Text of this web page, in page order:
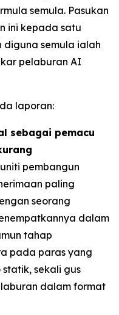
semula. Pasukan
ini kepada satu
diguna semula ialah
pelaburan AI
laporan:
sebagai pemacu
pembangun
paling
seorang
dalam
tahap
pada paras yang
sekali gus
dalam format